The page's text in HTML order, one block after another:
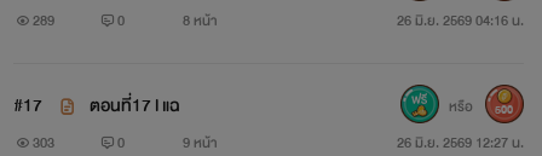
289 0 8 หน้า 26 มิ.ย. 2569 04:16 น.
#17 ตอนที่17 l แฉ
303 0 9 หน้า 26 มิ.ย. 2569 12:27 น.
หรือ 500